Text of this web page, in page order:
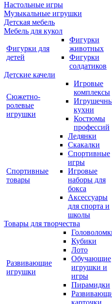
Настольные игры
Музыкальные игрушки
Детская мебель
Мебель для кукол
Фигурки для
детей
Фигурки
животных
Фигурки
солдатиков
Детские качели
Сюжетно-
ролевые
игрушки
Игровые
комплексы
кухни
Костюмы
профессий
Спортивные
товары
Ледянки
Скакалки
Спортивные
игры
Игровые
наборы для
бокса
Аксессуары
для спорта и
школы
Товары для творчества
Развивающие
игрушки
Кубики
Лото
Обучающие
игрушки и
игры
Пирамидки
карточки